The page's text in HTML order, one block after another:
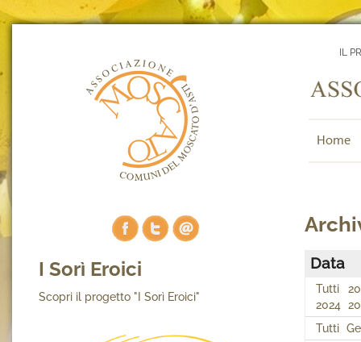
IL
Home
I Sorì Eroici
Scopri il progetto "I Sorì Eroici"
Data
Tutti
2024
Tutti